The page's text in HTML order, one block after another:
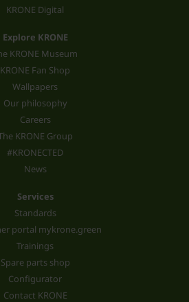
KRONE Digital
Explore KRONE
KRONE Museum
KRONE Fan Shop
Wallpapers
Our philosophy
Careers
KRONE Group
#KRONECTED
News
Services
Standards
portal mykrone.green
Trainings
Spare parts shop
Configurator
Contact KRONE